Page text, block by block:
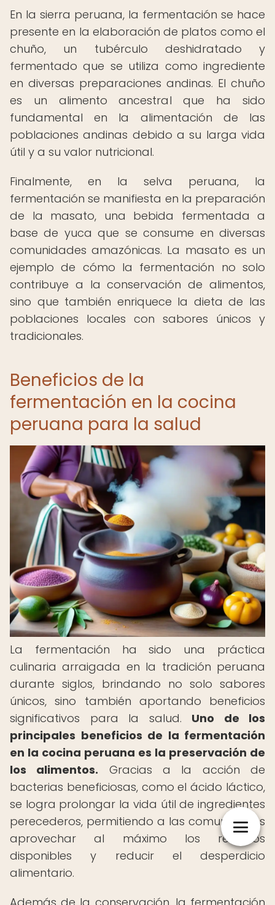
En la sierra peruana, la fermentación se hace
presente en la elaboración de platos como el
chuño, un tubérculo deshidratado y
fermentado que se utiliza como ingrediente
en diversas preparaciones andinas. El chuño
es un alimento ancestral que ha sido
fundamental en la alimentación de las
poblaciones andinas debido a su larga vida
útil y a su valor nutricional.
Finalmente, en la selva peruana, la
fermentación se manifiesta en la preparación
de la masato, una bebida fermentada a
base de yuca que se consume en diversas
comunidades amazónicas. La masato es un
ejemplo de cómo la fermentación no solo
contribuye a la conservación de alimentos,
sino que también enriquece la dieta de las
poblaciones locales con sabores únicos y
tradicionales.
Beneficios de la
fermentación en la cocina
peruana para la salud
La fermentación ha sido una práctica
culinaria arraigada en la tradición peruana
durante siglos, brindando no solo sabores
únicos, sino también aportando beneficios
significativos para la salud. Uno de los
principales beneficios de la fermentación
en la cocina peruana es la preservación de
los alimentos. Gracias a la acción de
bacterias beneficiosas, como el ácido láctico,
se logra prolongar la vida útil de ingredientes
perecederos, permitiendo a las comunidades
aprovechar al máximo los recursos
disponibles y reducir el desperdicio
alimentario.